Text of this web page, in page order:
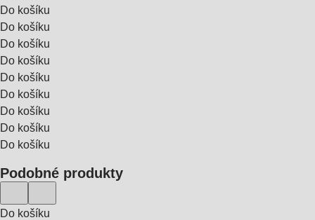
Do košíku
Do košíku
Do košíku
Do košíku
Do košíku
Do košíku
Do košíku
Do košíku
Do košíku
Podobné produkty
Do košíku